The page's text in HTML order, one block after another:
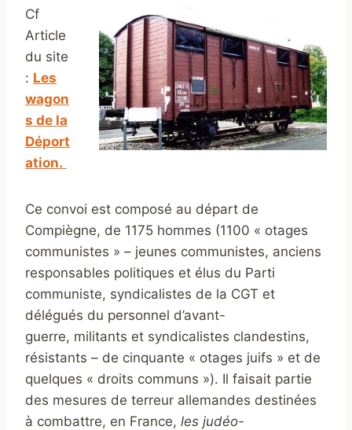
Cf
Article
du site
: Les
wagon
s de la
Déport
ation.
Ce convoi est composé au départ de
Compiègne, de 1175 hommes (1100 « otages
communistes » – jeunes communistes, anciens
responsables politiques et élus du Parti
communiste, syndicalistes de la CGT et
délégués du personnel d’avant-
guerre, militants et syndicalistes clandestins,
résistants – de cinquante « otages juifs » et de
quelques « droits communs »). Il faisait partie
des mesures de terreur allemandes destinées
à combattre, en France, les judéo-